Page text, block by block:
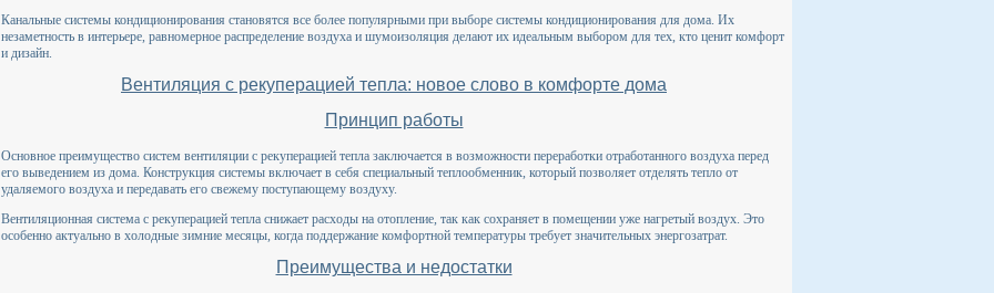
Канальные системы кондиционирования становятся все более популярными при выборе системы кондиционирования для дома. Их
незаметность в интерьере, равномерное распределение воздуха и шумоизоляция делают их идеальным выбором для тех, кто ценит комфорт
и дизайн.
Вентиляция с рекуперацией тепла: новое слово в комфорте дома
Принцип работы
Основное преимущество систем вентиляции с рекуперацией тепла заключается в возможности переработки отработанного воздуха перед
его выведением из дома. Конструкция системы включает в себя специальный теплообменник, который позволяет отделять тепло от
удаляемого воздуха и передавать его свежему поступающему воздуху.
Вентиляционная система с рекуперацией тепла снижает расходы на отопление, так как сохраняет в помещении уже нагретый воздух. Это
особенно актуально в холодные зимние месяцы, когда поддержание комфортной температуры требует значительных энергозатрат.
Преимущества и недостатки